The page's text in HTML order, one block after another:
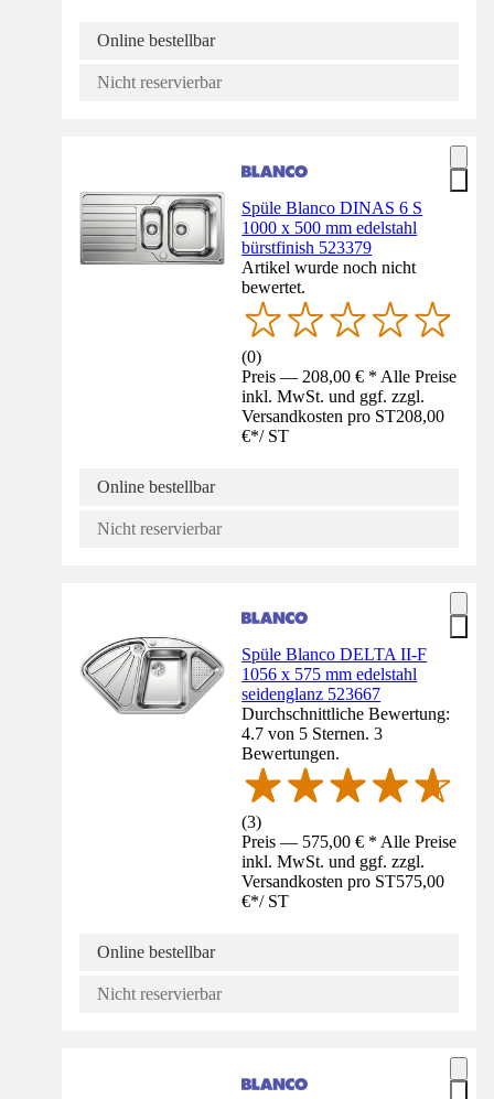
Online bestellbar
Nicht reservierbar
Spüle Blanco DINAS 6 S
1000 x 500 mm edelstahl
bürstfinish 523379
Artikel wurde noch nicht
bewertet.
(0)
Preis — 208,00 € * Alle Preise
inkl. MwSt. und ggf. zzgl.
Versandkosten pro ST208,00
€*/ ST
Online bestellbar
Nicht reservierbar
Spüle Blanco DELTA II-F
1056 x 575 mm edelstahl
seidenglanz 523667
Durchschnittliche Bewertung:
4.7 von 5 Sternen. 3
Bewertungen.
(3)
Preis — 575,00 € * Alle Preise
inkl. MwSt. und ggf. zzgl.
Versandkosten pro ST575,00
€*/ ST
Online bestellbar
Nicht reservierbar